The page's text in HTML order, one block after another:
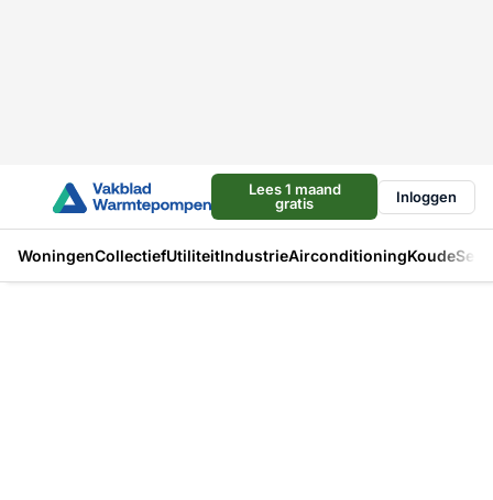
Lees 1 maand
gratis
Inloggen
WoningenCollectiefUtiliteitIndustrieAirconditioningKoude